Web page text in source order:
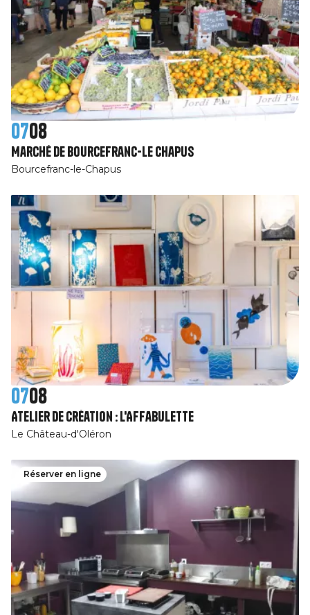
0708
Marché de Bourcefranc-Le Chapus
Bourcefranc-le-Chapus
0708
Atelier de création : l'Affabulette
Le Château-d'Oléron
Réserver en ligne